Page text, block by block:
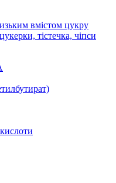
вмістом цукру
тістечка, чіпси